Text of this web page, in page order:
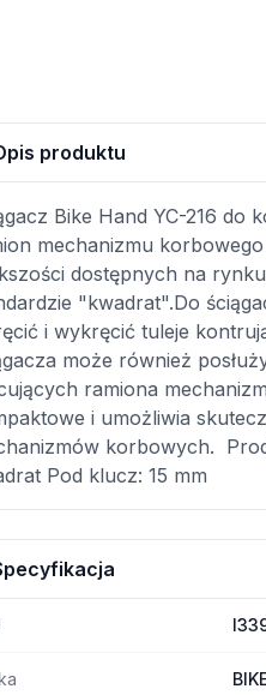
produktu
Bike Hand YC-216 do
mechanizmu
dostępnych na
"kwadrat".Do
i wykręcić tuleje
może również
ramiona
i umożliwia
korbowych.
Pod klucz: 15 mm